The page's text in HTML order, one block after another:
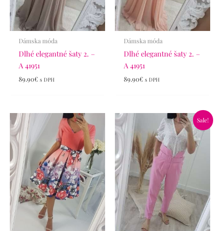
Dámska móda
Dlhé elegantné šaty 2. –
A 41951
89.90€ s DPH
Dámska móda
Dlhé elegantné šaty 2. –
A 41951
89.90€ s DPH
Sale!
Pôvodná
bola:
34.90€.
Aktuálna
cena
je:
19.90€.